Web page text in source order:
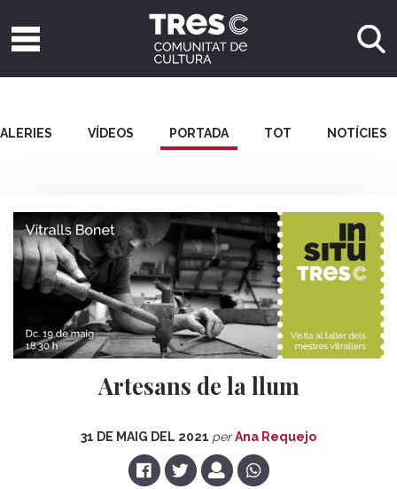
VÍDEOS PORTADA TOT NOTÍCIES
Artesans de la llum
31 DE MAIG DEL 2021 perAna Requejo